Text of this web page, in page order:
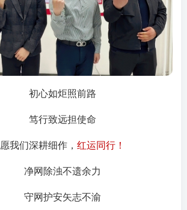
初心如炬照前路
笃行致远担使命
愿我们深耕细作， 红运同行！
净网除浊不遗余力
守网护安矢志不渝